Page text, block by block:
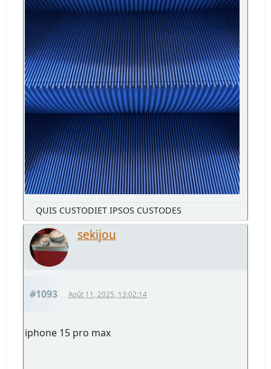
QUIS CUSTODIET IPSOS CUSTODES
sekijou
#1093 Août 11, 2025, 13:02:14
iphone 15 pro max